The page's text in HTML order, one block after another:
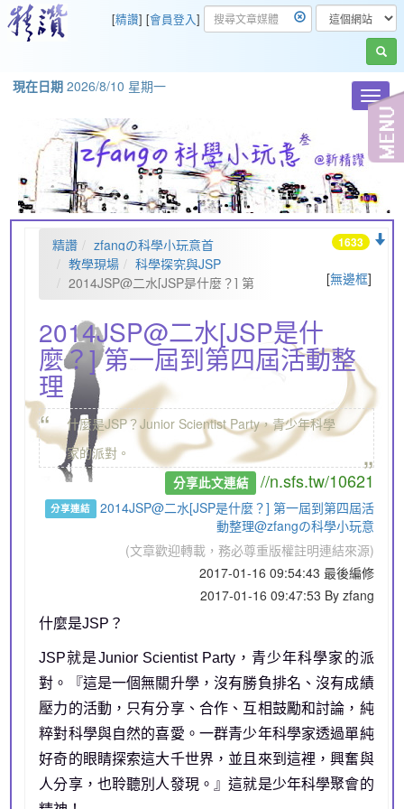
[精讚] [會員登入]
現在日期 2026/8/10 星期一
[無邊框]
精讚
zfangの科學小玩意首
頁
教學現場
科學探究與JSP
2014JSP@二水[JSP是什麼？] 第
1633
2014JSP@二水[JSP是什
麼？] 第一屆到第四屆活動整
理
“
什麼是JSP？Junior Scientist Party，青少年科學
家的派對。
„
分享此文連結 //n.sfs.tw/10621
分享連結
2014JSP@二水[JSP是什麼？] 第一屆到第四屆活
動整理@zfangの科學小玩意
(文章歡迎轉載，務必尊重版權註明連結來源)
2017-01-16 09:54:43 最後編修
2017-01-16 09:47:53 By zfang
什麼是JSP？
JSP就是Junior Scientist Party，青少年科學家的派
對。『這是一個無關升學，沒有勝負排名、沒有成績
壓力的活動，只有分享、合作、互相鼓勵和討論，純
粹對科學與自然的喜愛。一群青少年科學家透過單純
好奇的眼睛探索這大千世界，並且來到這裡，興奮與
人分享，也聆聽別人發現。』這就是少年科學聚會的